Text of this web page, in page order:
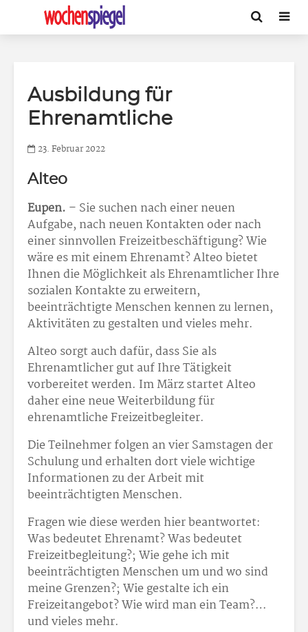
Ausbildung für
Ehrenamtliche
23. Februar 2022
Alteo
Eupen. – Sie suchen nach einer neuen
Aufgabe, nach neuen Kontakten oder nach
einer sinnvollen Freizeitbeschäftigung? Wie
wäre es mit einem Ehrenamt? Alteo bietet
Ihnen die Möglichkeit als Ehrenamtlicher Ihre
sozialen Kontakte zu erweitern,
beeinträchtigte Menschen kennen zu lernen,
Aktivitäten zu gestalten und vieles mehr.
Alteo sorgt auch dafür, dass Sie als
Ehrenamtlicher gut auf Ihre Tätigkeit
vorbereitet werden. Im März startet Alteo
daher eine neue Weiterbildung für
ehrenamtliche Freizeitbegleiter.
Die Teilnehmer folgen an vier Samstagen der
Schulung und erhalten dort viele wichtige
Informationen zu der Arbeit mit
beeinträchtigten Menschen.
Fragen wie diese werden hier beantwortet:
Was bedeutet Ehrenamt? Was bedeutet
Freizeitbegleitung?; Wie gehe ich mit
beeinträchtigten Menschen um und wo sind
meine Grenzen?; Wie gestalte ich ein
Freizeitangebot? Wie wird man ein Team?…
und vieles mehr.